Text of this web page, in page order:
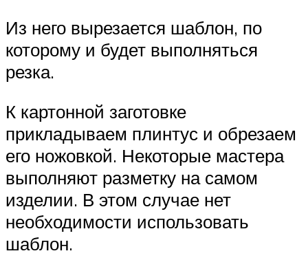
Из него вырезается шаблон, по
которому и будет выполняться
резка.
К картонной заготовке
прикладываем плинтус и обрезаем
его ножовкой. Некоторые мастера
выполняют разметку на самом
изделии. В этом случае нет
необходимости использовать
шаблон.